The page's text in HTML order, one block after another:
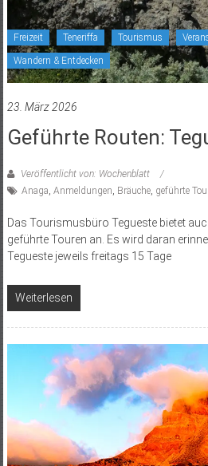
Freizeit Teneriffa Tourismus
Wandern & Entdecken
23. März 2026
Geführte Routen:
Veröffentlicht von: Wochenblatt
Anaga, Anmeldungen, Bräuche, geführte
Das Tourismusbüro Tegueste bietet
geführte Touren an. Es wird daran
Tegueste jeweils freitags 15 Tage
Weiterlesen